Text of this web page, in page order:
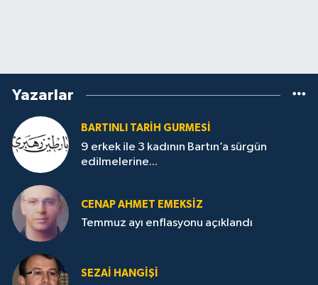
Yazarlar
BARTINLI TARIH GURMESI
9 erkek ile 3 kadının Bartın’a sürgün
edilmelerine...
CENAP AHMET EMEKSİZ
Temmuz ayı enflasyonu açıklandı
SEZAI HANGİŞİ